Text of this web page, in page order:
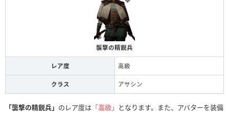
襲撃の精鋭兵
レア度 高級
クラス アサシン
「襲撃の精鋭兵」 のレア度は 「高級」 となります。また、アバターを装備